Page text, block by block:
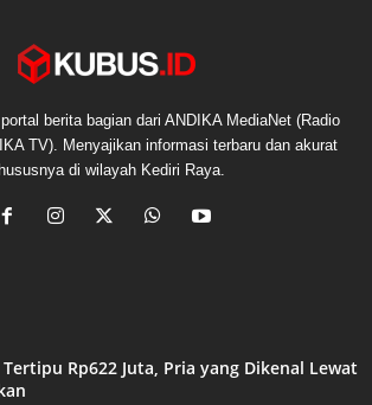
berita bagian dari ANDIKA MediaNet (Radio
TV). Menyajikan informasi terbaru dan akurat
di wilayah Kediri Raya.
Rp622 Juta, Pria yang Dikenal Lewat